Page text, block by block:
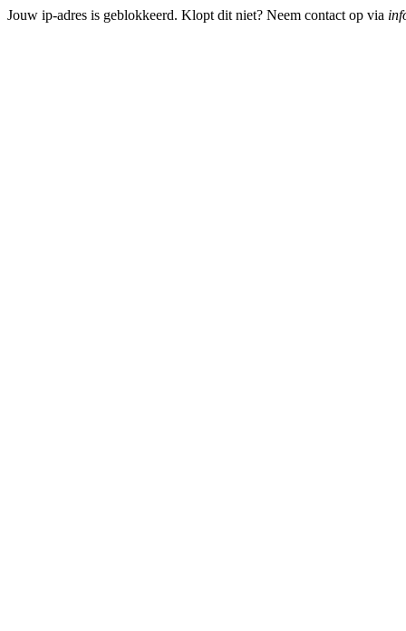
Jouw ip-adres is geblokkeerd. Klopt dit niet? Neem contact op via